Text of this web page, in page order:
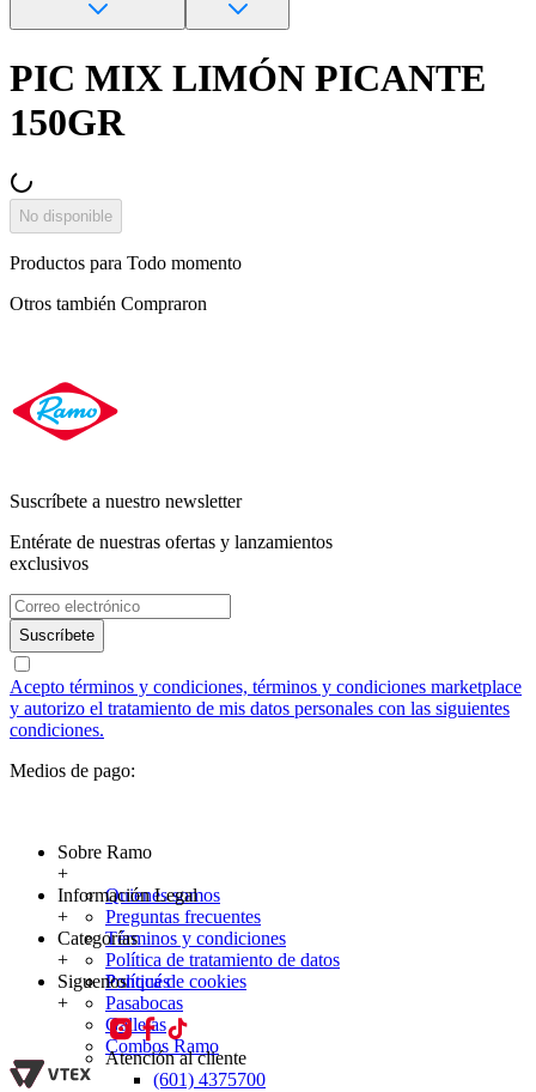
PIC MIX LIMÓN PICANTE
150GR
No disponible
Productos para Todo momento
Otros también Compraron
Suscríbete a nuestro newsletter
Entérate de nuestras ofertas y lanzamientos
exclusivos
Suscríbete
Acepto términos y condiciones, términos y condiciones marketplace
y autorizo el tratamiento de mis datos personales con las siguientes
condiciones.
Medios de pago:
Sobre Ramo
+
Quienes somos
Preguntas frecuentes
Información Legal
+
Términos y condiciones
Política de tratamiento de datos
Política de cookies
Categorías
+
Ponqués
Pasabocas
Galletas
Combos Ramo
Siguenos
+
Atención al cliente
(601) 4375700